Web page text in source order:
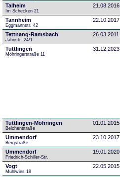
Talheim
Im Schecken 21
21.08.2016
Tannheim
Eggmannstr. 42
22.10.2017
Tettnang-Ramsbach
Jahnstr. 24/1
26.03.2011
Tuttlingen
Möhringerstraße 11
31.12.2023
Tuttlingen-Möhringen
Belchenstraße
01.01.2015
Ummendorf
Bergstraße
23.10.2017
Ummendorf
Friedrich-Schiller-Str.
19.01.2020
Vogt
Mühlwies 18
22.05.2015